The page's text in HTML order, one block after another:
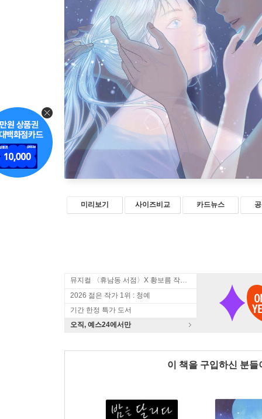
미리보기 사이즈비교 카드뉴스
뮤지컬 〈휴남동 서점〉X 황보름 작가 북토크
2026 젊은 작가 1위 : 청예
기간 한정 특가 도서
오직, 예스24에서만
이 책을 구입하신 분